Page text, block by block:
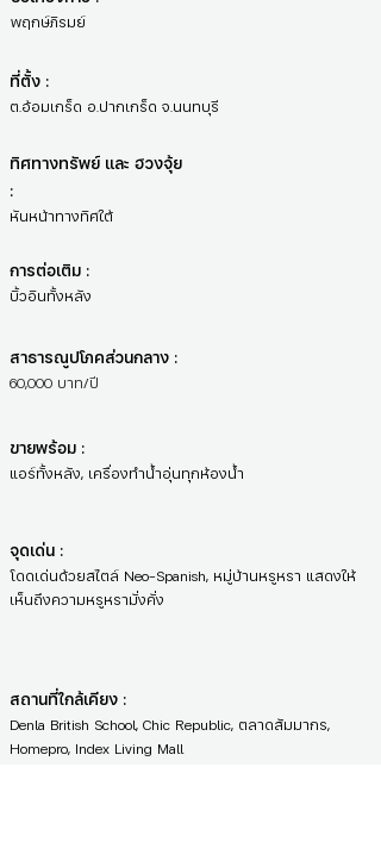
พฤกษ์ภิรมย์
ที่ตั้ง :
ต.อ้อมเกร็ด อ.ปากเกร็ด จ.นนทบุรี
ทิศทางทรัพย์ และ ฮวงจุ้ย
:
หันหน้าทางทิศใต้
การต่อเติม :
บิ้วอินทั้งหลัง
สาธารณูปโภคส่วนกลาง :
60,000 บาท/ปี
ขายพร้อม :
แอร์ทั้งหลัง, เครื่องทำน้ำอุ่นทุกห้องน้ำ
จุดเด่น :
โดดเด่นด้วยสไตล์ Neo-Spanish, หมู่บ้านหรูหรา แสดงให้
เห็นถึงความหรูหรามั่งคั่ง
สถานที่ใกล้เคียง :
Denla British School, Chic Republic, ตลาดสัมมากร,
Homepro, Index Living Mall